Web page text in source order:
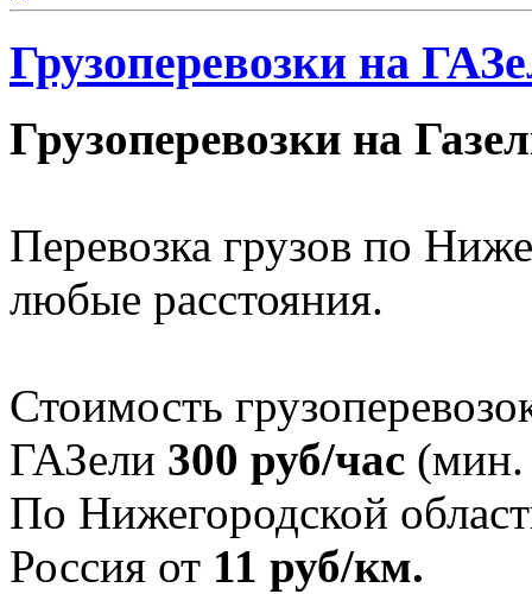
Грузоперевозки на
Грузоперевозки на
Перевозка грузов по
любые расстояния.
Стоимость
ГАЗели 300 руб/час (мин.
По Нижегородской
Россия от 11 руб/км.